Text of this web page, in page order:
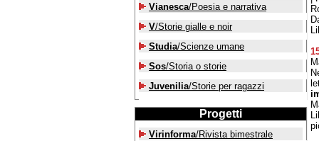
Vianesca/Poesia e narrativa
V/Storie gialle e noir
Studia/Scienze umane
Sos/Storia o storie
Juvenilia/Storie per ragazzi
Progetti
Virinforma/Rivista bimestrale